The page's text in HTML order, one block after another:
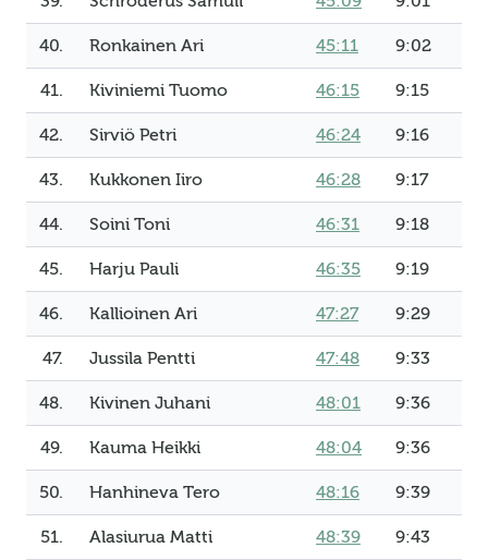
40. Ronkainen Ari 45:11 9:02
41. Kiviniemi Tuomo 46:15 9:15
42. Sirviö Petri 46:24 9:16
43. Kukkonen Iiro 46:28 9:17
44. Soini Toni 46:31 9:18
45. Harju Pauli 46:35 9:19
46. Kallioinen Ari 47:27 9:29
47. Jussila Pentti 47:48 9:33
48. Kivinen Juhani 48:01 9:36
49. Kauma Heikki 48:04 9:36
50. Hanhineva Tero 48:16 9:39
51. Alasiurua Matti 48:39 9:43